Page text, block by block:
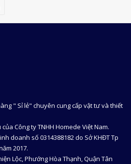
" Sỉ lẻ" chuyên cung cấp vật tư và thiết
Công ty TNHH Homede Việt Nam.
doanh số 0314388182 do Sở KHĐT Tp
2017.
Lộc, Phướng Hòa Thạnh, Quận Tân